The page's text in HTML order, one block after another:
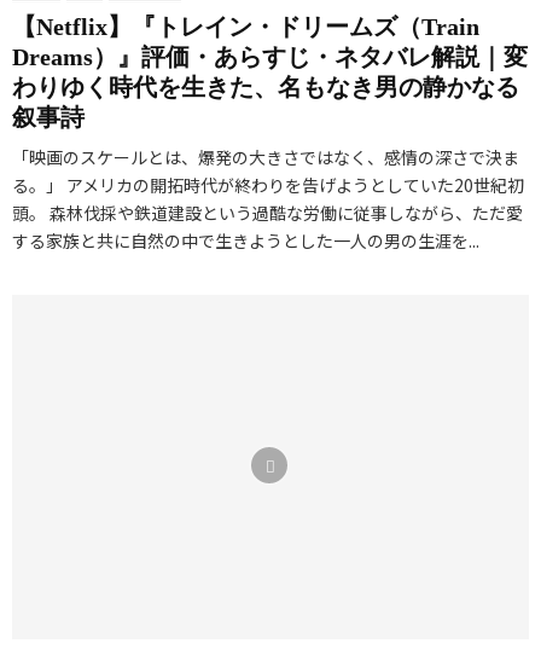
【Netflix】『トレイン・ドリームズ（Train
Dreams）』評価・あらすじ・ネタバレ解説｜変
わりゆく時代を生きた、名もなき男の静かなる
叙事詩
「映画のスケールとは、爆発の大きさではなく、感情の深さで決ま
る。」 アメリカの開拓時代が終わりを告げようとしていた20世紀初
頭。 森林伐採や鉄道建設という過酷な労働に従事しながら、ただ愛
する家族と共に自然の中で生きようとした一人の男の生涯を...